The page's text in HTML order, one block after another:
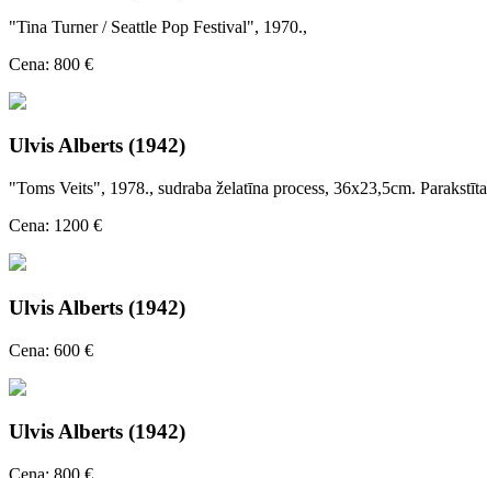
"Tina Turner / Seattle Pop Festival", 1970.,
Cena: 800 €
Ulvis Alberts (1942)
"Toms Veits", 1978., sudraba želatīna process, 36x23,5cm. Parakstīta
Cena: 1200 €
Ulvis Alberts (1942)
Cena: 600 €
Ulvis Alberts (1942)
Cena: 800 €